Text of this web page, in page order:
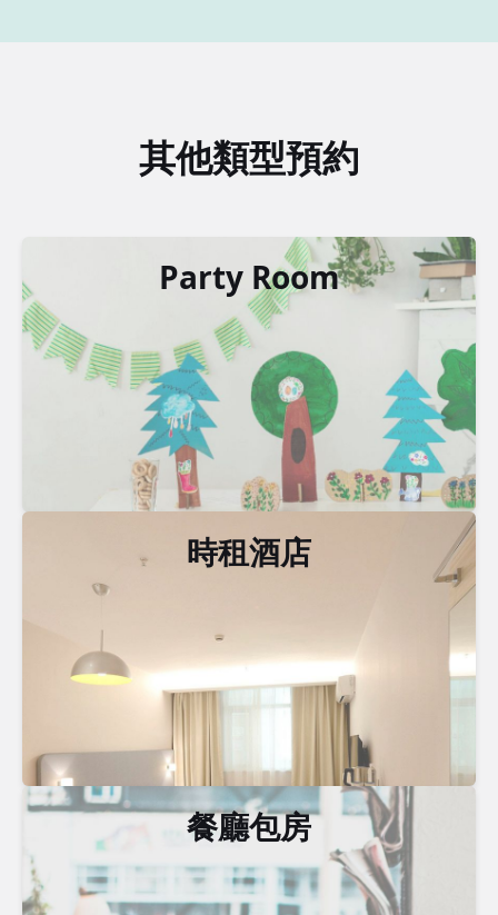
其他類型預約
Party Room
時租酒店
餐廳包房